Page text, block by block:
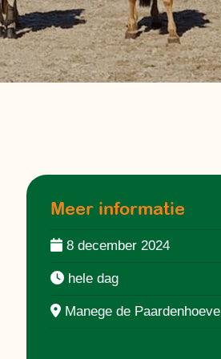
Meer informatie
8 december 2024
hele dag
Manege de Paardenhoeve